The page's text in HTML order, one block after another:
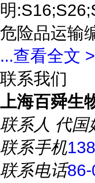
明
危险品运输
...查看全文 >
联系我们
上海百舜生
联系人 代国
联系手机
联系电话